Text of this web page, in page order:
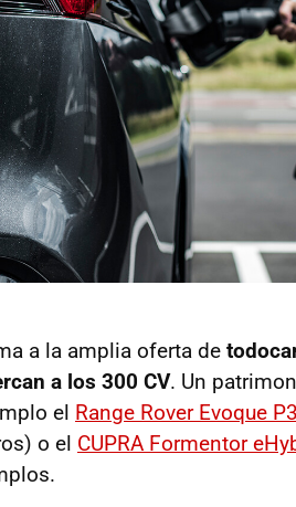
a la amplia oferta de
a los 300 CV. Un
el Range Rover Evoque
o el CUPRA Formentor